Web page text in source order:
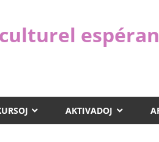
AKTIVADOJ